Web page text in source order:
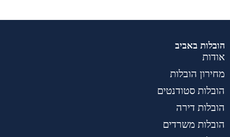
הובלות באביב
אודות
מחירון הובלות
הובלות סטודנטים
הובלות דירה
הובלות משרדים